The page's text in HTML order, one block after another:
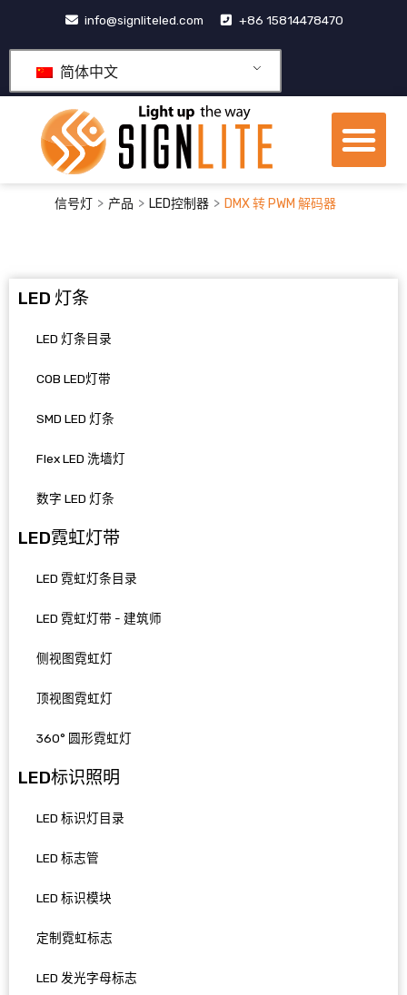
内
info@signliteled.com +86 15814478470
简体中文
菜
单
信号灯 > 产品 > LED控制器 > DMX 转 PWM 解码器
LED 灯条
LED 灯条目录
COB LED灯带
SMD LED 灯条
Flex LED 洗墙灯
数字 LED 灯条
LED霓虹灯带
LED 霓虹灯条目录
LED 霓虹灯带 - 建筑师
侧视图霓虹灯
顶视图霓虹灯
360° 圆形霓虹灯
LED标识照明
LED 标识灯目录
LED 标志管
LED 标识模块
定制霓虹标志
LED 发光字母标志